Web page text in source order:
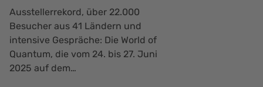
Ausstellerrekord, über 22.000
Besucher aus 41 Ländern und
intensive Gespräche: Die World of
Quantum, die vom 24. bis 27. Juni
2025 auf dem…